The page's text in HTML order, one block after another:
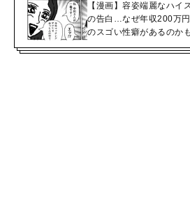
【漫画】容姿端麗なハイ
の告白…なぜ年収200万
のスゴい性癖があるのか